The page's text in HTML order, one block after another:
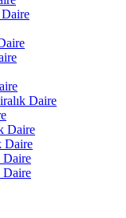
Daire
Daire
Daire
Daire
Daire